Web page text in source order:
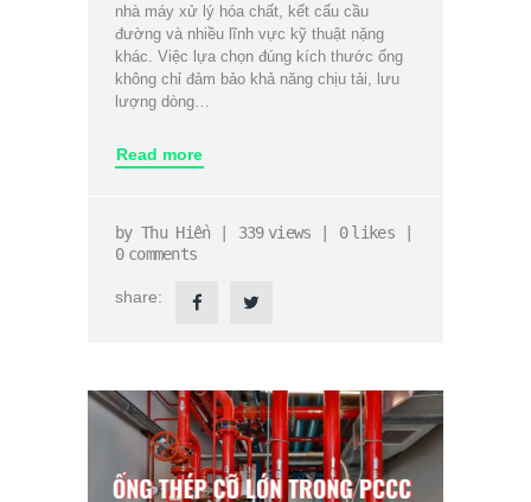
nhà máy xử lý hóa chất, kết cấu cầu
đường và nhiều lĩnh vực kỹ thuật nặng
khác. Việc lựa chọn đúng kích thước ống
không chỉ đảm bảo khả năng chịu tải, lưu
lượng dòng…
Read more
byThu Hiền 339 views 0 likes
0 comments
share: